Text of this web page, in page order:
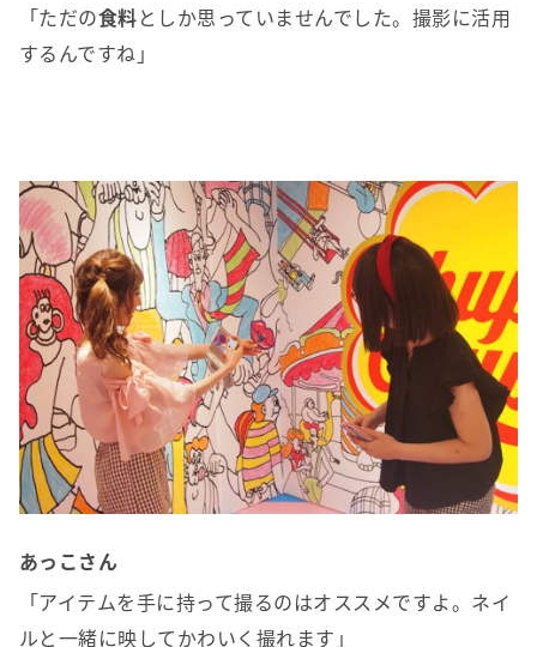
「ただの食料としか思っていませんでした。撮影に活用
するんですね」
あっこさん
「アイテムを手に持って撮るのはオススメですよ。ネイ
ルと一緒に映してかわいく撮れます」